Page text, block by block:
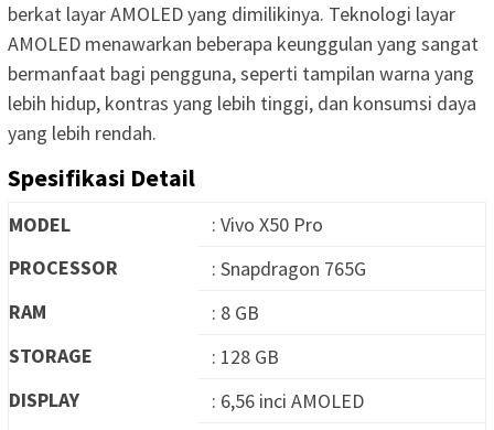
berkat layar AMOLED yang dimilikinya. Teknologi layar
AMOLED menawarkan beberapa keunggulan yang sangat
bermanfaat bagi pengguna, seperti tampilan warna yang
lebih hidup, kontras yang lebih tinggi, dan konsumsi daya
yang lebih rendah.
Spesifikasi Detail
MODEL
: Vivo X50 Pro
PROCESSOR
: Snapdragon 765G
RAM
: 8 GB
STORAGE
: 128 GB
DISPLAY
: 6,56 inci AMOLED